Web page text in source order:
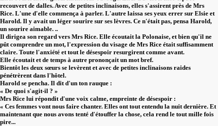
recouvert de dalles. Avec de petites inclinaisons, elles s'assirent près de Mrs
Rice. L'une d'elle commença à parler. L'autre laissa ses yeux errer sur Elsie et
Harold. Il y avait un léger sourire sur ses lèvres. Ce n'était pas, pensa Harold,
un sourire aimable. ..
Il dirigea son regard vers Mrs Rice. Elle écoutait la Polonaise, et bien qu'il ne
pût comprendre un mot, l'expression du visage de Mrs Rice était suffisamment
claire. Toute l'anxiété et tout le désespoir resurgirent comme avant.
Elle écoutait et de temps à autre prononçait un mot bref.
Bientôt les deux sœurs se levèrent et avec de petites inclinaisons raides
pénétrèrent dans l'hôtel.
Harold se pencha. Il dit d'un ton rauque :
« De quoi s'agit-il ? »
Mrs Rice lui répondit d'une voix calme, empreinte de désespoir :
« Ces femmes vont nous faire chanter. Elles ont tout entendu la nuit dernière. Et
maintenant que nous avons tenté d'étouffer la chose, cela rend le tout mille fois
pire...